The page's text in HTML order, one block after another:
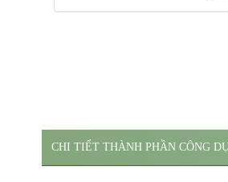
CHI TIẾT THÀNH PHẦN CÔNG